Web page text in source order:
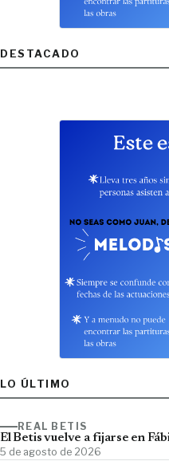
DESTACADO
LO ÚLTIMO
REAL BETIS
El Betis vuelve a fijarse en
5 de agosto de 2026